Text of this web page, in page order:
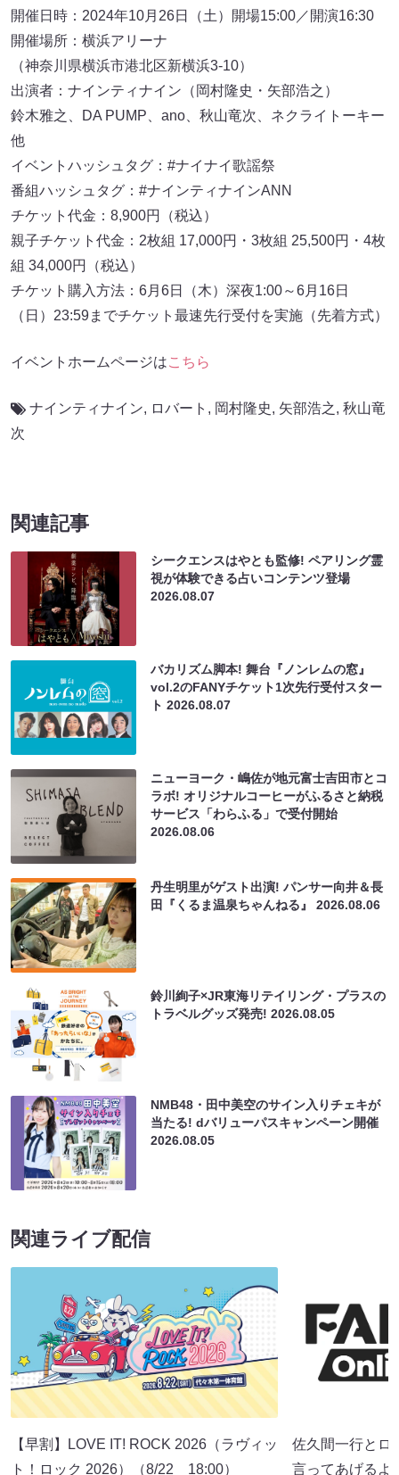
開催日時：2024年10月26日（土）開場15:00／開演16:30
開催場所：横浜アリーナ
（神奈川県横浜市港北区新横浜3-10）
出演者：ナインティナイン（岡村隆史・矢部浩之）
鈴木雅之、DA PUMP、ano、秋山竜次、ネクライトーキー
他
イベントハッシュタグ：#ナイナイ歌謡祭
番組ハッシュタグ：#ナインティナインANN
チケット代金：8,900円（税込）
親子チケット代金：2枚組 17,000円・3枚組 25,500円・4枚
組 34,000円（税込）
チケット購入方法：6月6日（木）深夜1:00～6月16日
（日）23:59までチケット最速先行受付を実施（先着方式）
イベントホームページはこちら
ナインティナイン, ロバート , 岡村隆史, 矢部浩之, 秋山竜
次
関連記事
シークエンスはやとも監修! ペアリング霊
視が体験できる占いコンテンツ登場
2026.08.07
バカリズム脚本! 舞台『ノンレムの窓』
vol.2のFANYチケット1次先行受付スター
ト2026.08.07
ニューヨーク・嶋佐が地元富士吉田市とコ
ラボ! オリジナルコーヒーがふるさと納税
サービス「わらふる」で受付開始
2026.08.06
丹生明里がゲスト出演! パンサー向井＆長
田『くるま温泉ちゃんねる』2026.08.06
鈴川絢子×JR東海リテイリング・プラスの
トラベルグッズ発売!2026.08.05
NMB48・田中美空のサイン入りチェキが
当たる! dバリューパスキャンペーン開催
2026.08.05
関連ライブ配信
【早割】LOVE IT! ROCK 2026（ラヴィッ
ト！ロック 2026）（8/22 18:00）
佐久間一行とロ
言ってあげる